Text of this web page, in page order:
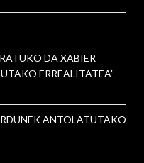
DA XABIER
ERREALITATEA”
ANTOLATUTAKO